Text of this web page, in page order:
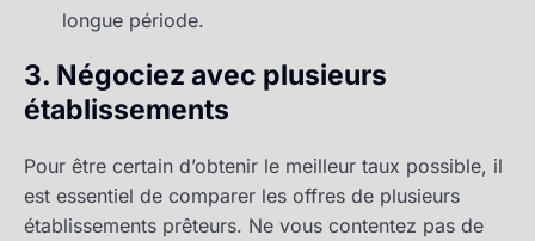
longue période.
3. Négociez avec plusieurs
établissements
Pour être certain d’obtenir le meilleur taux possible, il
est essentiel de comparer les offres de plusieurs
établissements prêteurs. Ne vous contentez pas de